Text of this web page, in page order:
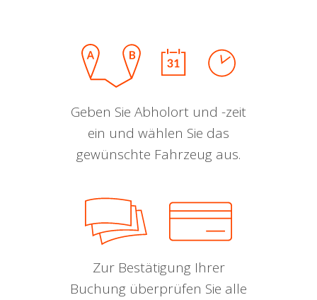
Geben Sie Abholort und -zeit
ein und wählen Sie das
gewünschte Fahrzeug aus.
Zur Bestätigung Ihrer
Buchung überprüfen Sie alle